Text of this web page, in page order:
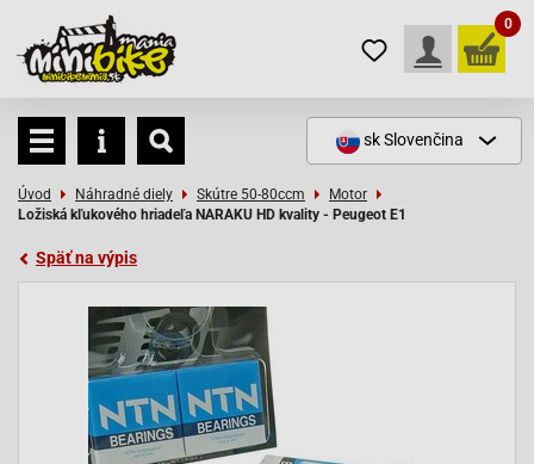
0
skSlovenčina
Úvod Náhradné diely Skútre 50-80ccm
Motor
Ložiská kľukového hriadeľa NARAKU HD kvality - Peugeot E1
Späť na výpis